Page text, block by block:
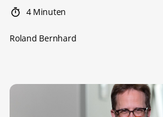
4 Minuten
Roland Bernhard